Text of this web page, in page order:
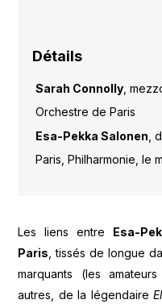
Détails
Sarah Connolly,
Orchestre de Paris
Esa-Pekka Salonen ,
Paris, Philharmonie, le
Les liens entre Esa-
Paris , tissés de longue
marquants (les
autres, de la légendaire